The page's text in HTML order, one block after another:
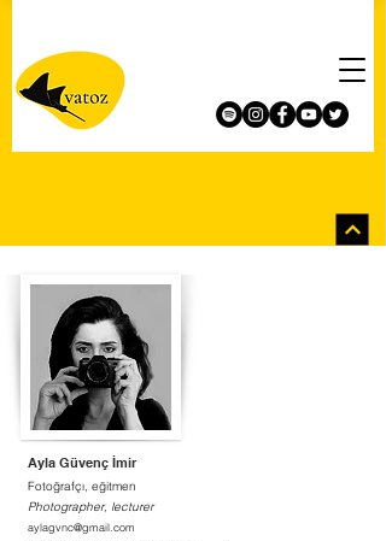
Ayla Güvenç İmir
Fotoğrafçı, eğitmen
Photographer, lecturer
aylagvnc@gmail.com